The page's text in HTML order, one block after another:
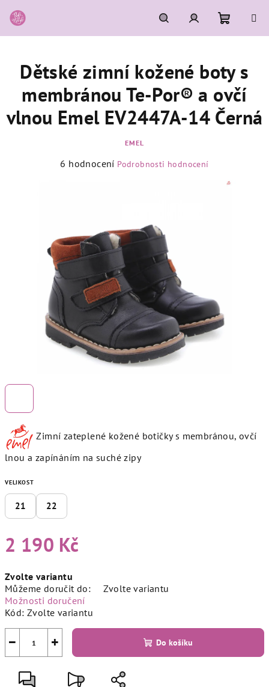
na
obsah
HledatPřihlášeníNákupní
košík
Zimní zateplené kožené botičky s membránou, ovčí
lnou a zapínáním na suché zipy
VELIKOST
21 22
2 190 Kč
cena:
Zvolte variantu
Můžeme doručit do:
Zvolte variantu
Možnosti doručení
Kód: Zvolte variantu
+
− Do košíku
Dětské zimní kožené boty s
membránou Te-Por® a ovčí
vlnou Emel EV2447A-14 Černá
EMEL
Průměrné
5
hvězdiček.
6 hodnocení Podrobnosti hodnocení